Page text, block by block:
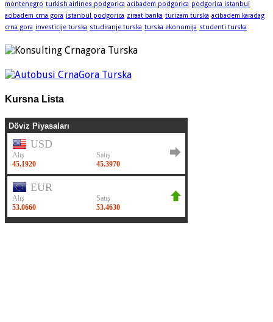
montenegro turkish airlines podgorica acibadem podgorica podgorica istanbul
acibadem crna gora istanbul podgorica ziraat banka turizam turska acibadem karadag
crna gora investicije turska studiranje turska turska ekonomija studenti turska
Kursna Lista